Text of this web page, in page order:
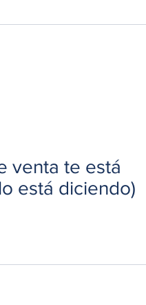
venta te está
está diciendo)